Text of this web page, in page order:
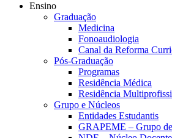
Ensino
Graduação
Medicina
Fonoaudiologia
Canal da Reforma
Pós-Graduação
Programas
Residência Médica
Residência
Grupo e Núcleos
Entidades Estudantis
GRAPEME – Grupo